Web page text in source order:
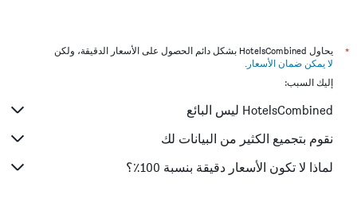
*
يحاول HotelsCombined بشكل دائم الحصول على الأسعار الدقيقة، ولكن
لا يمكن ضمان الأسعار .
إليك السبب:
HotelsCombined ليس البائع
نقوم بتجميع الكثير من البيانات لك
لماذا لا تكون الأسعار دقيقة بنسبة 100٪؟